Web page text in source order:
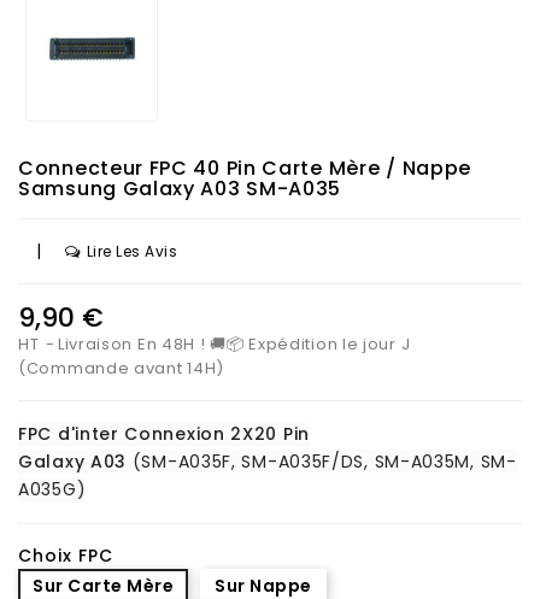
Connecteur FPC 40 Pin Carte Mère / Nappe
Samsung Galaxy A03 SM-A035
| Lire Les Avis
9,90 €
HT
Livraison En 48H ! 🚚📦 Expédition le jour J
(Commande avant 14H)
FPC d'inter Connexion 2X20 Pin
Galaxy A03 (SM-A035F, SM-A035F/DS, SM-A035M, SM-
A035G)
Choix FPC
Sur Carte Mère
Sur Nappe